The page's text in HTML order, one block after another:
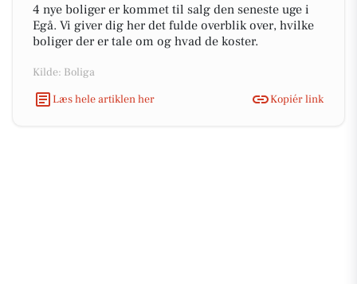
4 nye boliger er kommet til salg den seneste uge i
Egå. Vi giver dig her det fulde overblik over, hvilke
boliger der er tale om og hvad de koster.
Kilde: Boliga
Læs hele artiklen her
Kopiér link